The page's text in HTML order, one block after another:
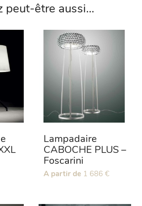
peut-être aussi…
Lampadaire
CABOCHE PLUS –
Foscarini
Ce
A partir de 1 686 €